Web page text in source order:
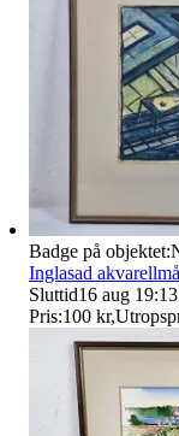
Badge på objektet:
Inglasad
Sluttid16 aug 19:13
Pris:100 kr,